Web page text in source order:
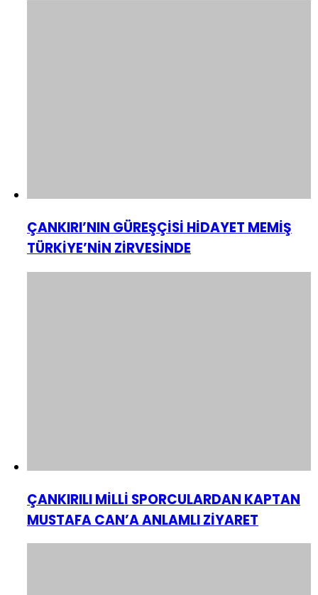
ÇANKIRI’NIN GÜREŞÇİSİ HİDAYET MEMİŞ
TÜRKİYE’NİN ZİRVESİNDE
ÇANKIRILI MİLLİ SPORCULARDAN KAPTAN
MUSTAFA CAN’A ANLAMLI ZİYARET